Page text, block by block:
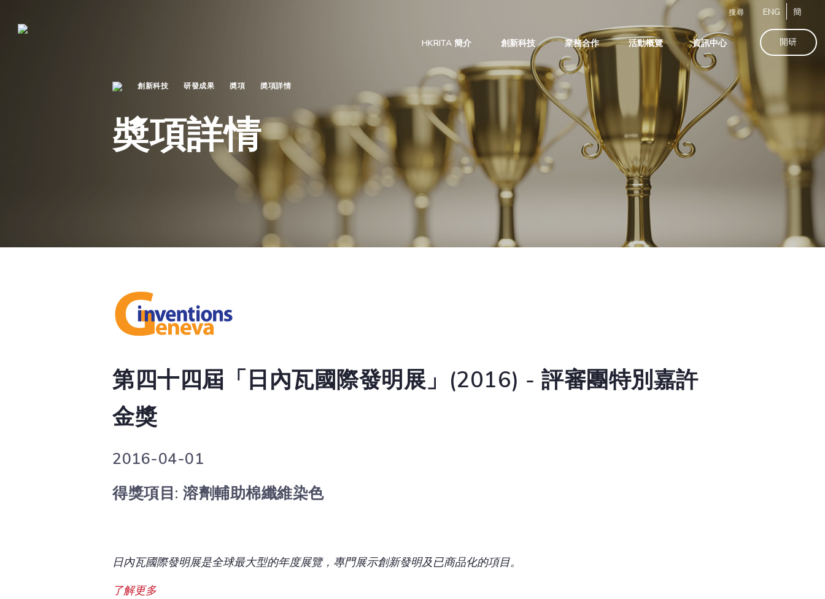
搜尋 ENG 簡
HKRITA 簡介 創新科技 業務合作 活動概覽 資訊中心 開研
創新科技 研發成果 奬項 奬項詳情
奬項詳情
第四十四屆「日內瓦國際發明展」(2016) - 評審團特別嘉許
金獎
2016-04-01
得獎項目: 溶劑輔助棉纖維染色
日內瓦國際發明展是全球最大型的年度展覽，專門展示創新發明及已商品化的項目。
了解更多